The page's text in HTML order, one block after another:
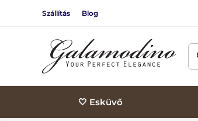
Szállítás Blog
🤍 Esküvő